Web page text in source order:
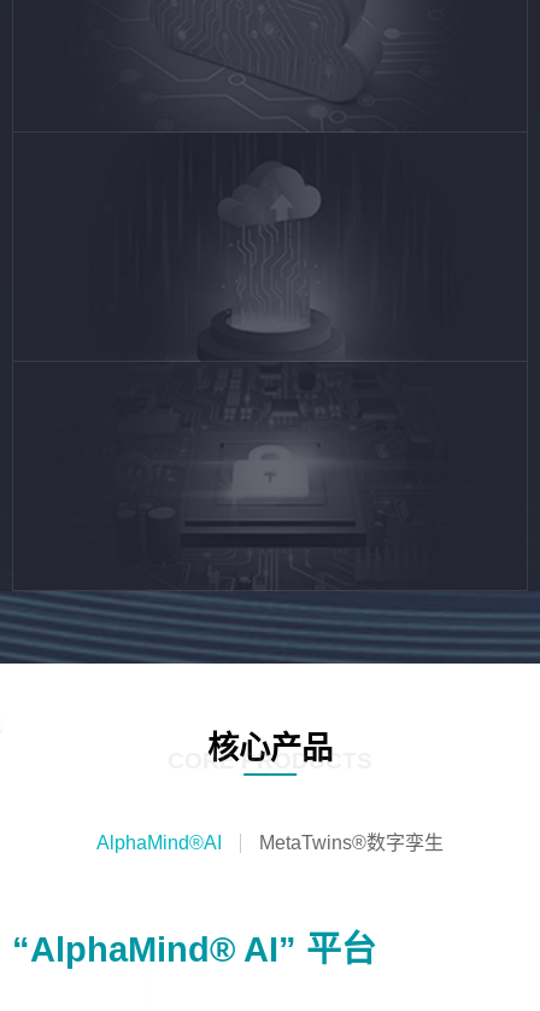
核心产品
CORE PRODUCTS
AlphaMind®AI MetaTwins®数字孪生
“AlphaMind® AI” 平台